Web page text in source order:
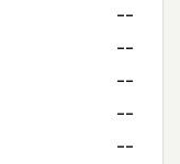
--
--
--
--
--